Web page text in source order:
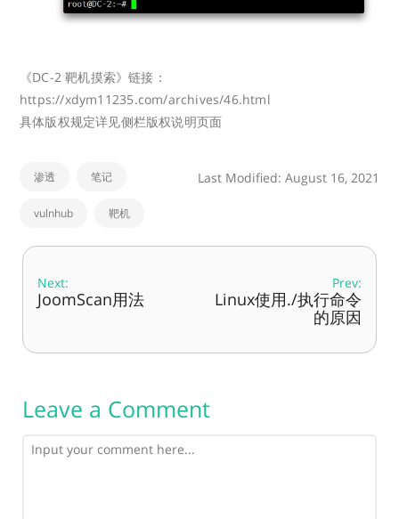
《DC-2 靶机摸索》链接：
https://xdym11235.com/archives/46.html
具体版权规定详见侧栏版权说明页面
渗透 笔记
vulnhub 靶机
Last Modified: August 16, 2021
Next:
JoomScan用法
Prev:
Linux使用./执行命令
的原因
Leave a Comment